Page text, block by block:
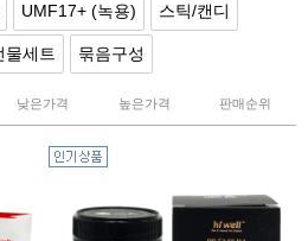
UMF17+ (녹용) 스틱/캔디
물세트 묶음구성
낮은가격 높은가격 판매순위